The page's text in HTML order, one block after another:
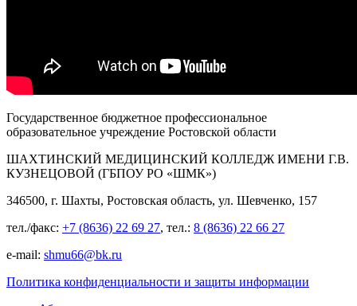
Государственное бюджетное профессиональное
образовательное учреждение Ростовской области
ШАХТИНСКИЙ МЕДИЦИНСКИЙ КОЛЛЕДЖ ИМЕНИ Г.В.
КУЗНЕЦОВОЙ (ГБПОУ РО «ШМК»)
346500, г. Шахты, Ростовская область, ул. Шевченко, 157
тел./факс: +7 (8636) 22 69 27, тел.: 8 (8636) 22 66 27
e-mail: shmu66@bk.ru
Политика конфиденциальности и защиты информации